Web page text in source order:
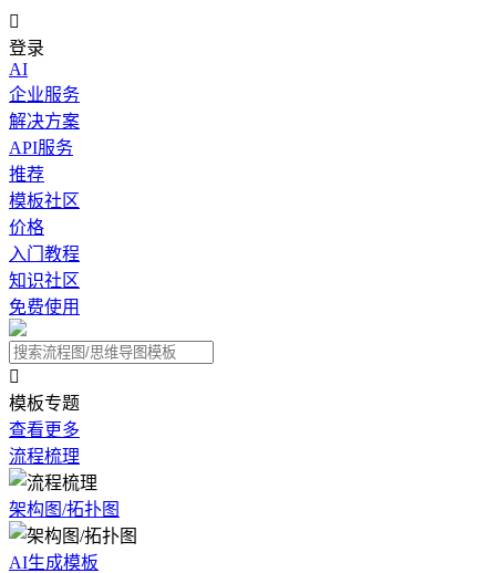

登录
AI
企业服务
解决方案
API服务
推荐
模板社区
价格
入门教程
知识社区
免费使用

模板专题
查看更多
流程梳理
架构图/拓扑图
AI生成模板